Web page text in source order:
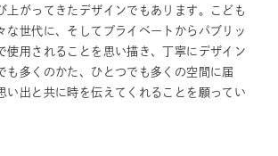
上がってきたデザインでもあります。こども
な世代に、そしてプライベートからパブリッ
使用されることを思い描き、丁寧にデザイン
も多くのかた、ひとつでも多くの空間に届
い出と共に時を伝えてくれることを願ってい